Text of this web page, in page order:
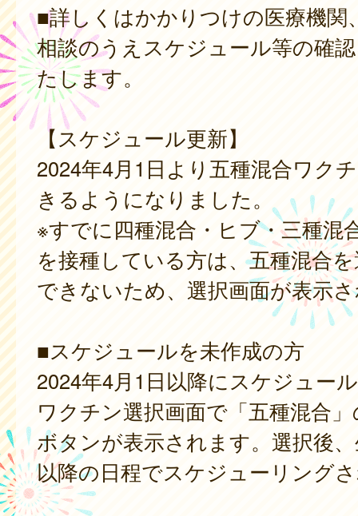
■詳しくはかかりつけの医療機関
相談のうえスケジュール等の確
たします。
【スケジュール更新】
2024年4月1日より五種混合ワク
きるようになりました。
※すでに四種混合・ヒブ・三種混
を接種している方は、五種混合
できないため、選択画面が表示
■スケジュールを未作成の方
2024年4月1日以降にスケジュー
ワクチン選択画面で「五種混合
ボタンが表示されます。選択後
以降の日程でスケジューリング